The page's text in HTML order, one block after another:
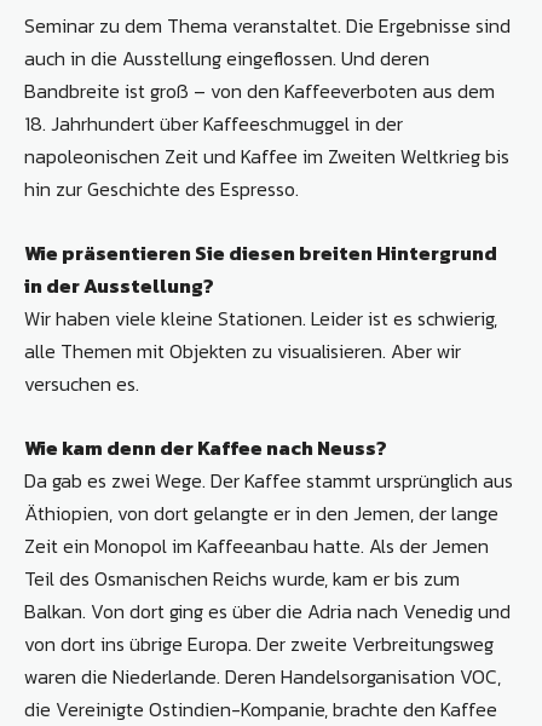
Seminar zu dem Thema veranstaltet. Die Ergebnisse sind
auch in die Ausstellung eingeflossen. Und deren
Bandbreite ist groß – von den Kaffeeverboten aus dem
18. Jahrhundert über Kaffeeschmuggel in der
napoleonischen Zeit und Kaffee im Zweiten Weltkrieg bis
hin zur Geschichte des Espresso.
Wie präsentieren Sie diesen breiten Hintergrund
in der Ausstellung?
Wir haben viele kleine Stationen. Leider ist es schwierig,
alle Themen mit Objekten zu visualisieren. Aber wir
versuchen es.
Wie kam denn der Kaffee nach Neuss?
Da gab es zwei Wege. Der Kaffee stammt ursprünglich aus
Äthiopien, von dort gelangte er in den Jemen, der lange
Zeit ein Monopol im Kaffeeanbau hatte. Als der Jemen
Teil des Osmanischen Reichs wurde, kam er bis zum
Balkan. Von dort ging es über die Adria nach Venedig und
von dort ins übrige Europa. Der zweite Verbreitungsweg
waren die Niederlande. Deren Handelsorganisation VOC,
die Vereinigte Ostindien-Kompanie, brachte den Kaffee